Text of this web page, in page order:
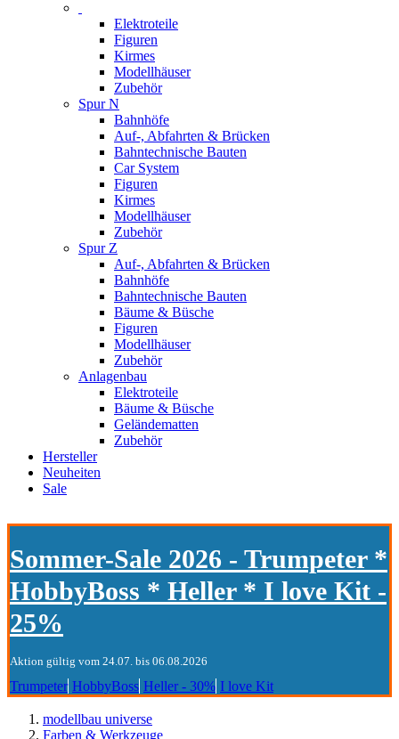
Elektroteile
Figuren
Kirmes
Modellhäuser
Zubehör
Spur N
Bahnhöfe
Auf-, Abfahrten & Brücken
Bahntechnische Bauten
Car System
Figuren
Kirmes
Modellhäuser
Zubehör
Spur Z
Auf-, Abfahrten & Brücken
Bahnhöfe
Bahntechnische Bauten
Bäume & Büsche
Figuren
Modellhäuser
Zubehör
Anlagenbau
Elektroteile
Bäume & Büsche
Geländematten
Zubehör
Hersteller
Neuheiten
Sale
Sommer-Sale 2026 - Trumpeter *
HobbyBoss * Heller * I love Kit -
25%
Aktion gültig vom 24.07. bis 06.08.2026
Trumpeter HobbyBoss Heller - 30% I love Kit
modellbau universe
Farben & Werkzeuge